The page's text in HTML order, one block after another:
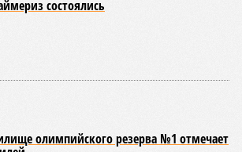
состоялись
олимпийского резерва №1 отмечает